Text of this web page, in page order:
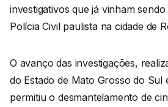
investigativos que já vinham
Polícia Civil paulista na cidade de
O avanço das investigações,
do Estado de Mato Grosso do Sul
permitiu o desmantelamento de